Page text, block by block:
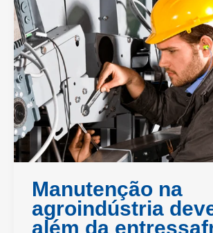
Manutenção na
agroindústria
além da